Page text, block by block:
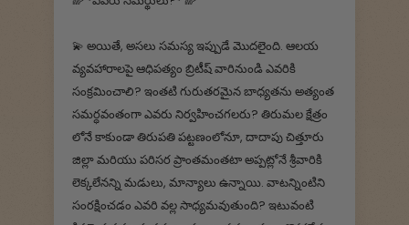
💫 అయితే, అసలు సమస్య ఇప్పుడే మొదలైంది. ఆలయ
వ్యవహారాలపై ఆధిపత్యం బ్రిటీష్ వారినుండి ఎవరికి
సంక్రమించాలి? ఇంతటి గురుతరమైన బాధ్యతను అత్యంత
సమర్ధవంతంగా ఎవరు నిర్వహించగలరు? తిరుమల క్షేత్రం
లోనే కాకుండా తిరుపతి పట్టణంలోనూ, దాదాపు చిత్తూరు
జిల్లా మరియు పరిసర ప్రాంతమంతటా అప్పట్లోనే శ్రీవారికి
లెక్కలేనన్ని మడులు, మాన్యాలు ఉన్నాయి. వాటన్నింటిని
సంరక్షించడం ఎవరి వల్ల సాధ్యమవుతుంది? ఇటువంటి